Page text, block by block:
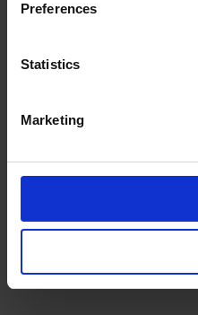
Preferences
Statistics
Marketing